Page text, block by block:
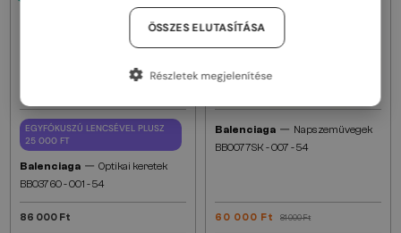
EGYFÓKUSZÚ LENCSÉVEL PLUSZ
25 000 FT
Balenciaga — Optikai keretek
BB0376O - 001 - 54
86 000 Ft
Balenciaga — Napszemüvegek
BB0077SK - 007 - 54
60 000 Ft 81 000 Ft
ÖSSZES ELUTASÍTÁSA
Részletek megjelenítése